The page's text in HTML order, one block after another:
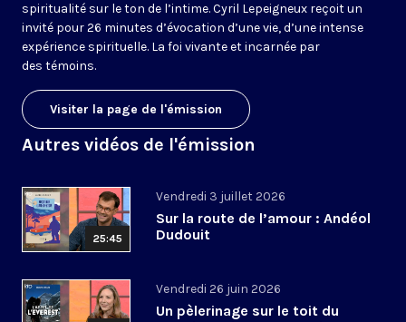
spiritualité sur le ton de l’intime. Cyril Lepeigneux reçoit un
invité pour 26 minutes d’évocation d’une vie, d’une intense
expérience spirituelle. La foi vivante et incarnée par
des témoins.
Visiter la page de l'émission
Autres vidéos de l'émission
25:45
Vendredi 3 juillet 2026
Sur la route de l’amour : Andéol
Dudouit
Vendredi 26 juin 2026
Un pèlerinage sur le toit du